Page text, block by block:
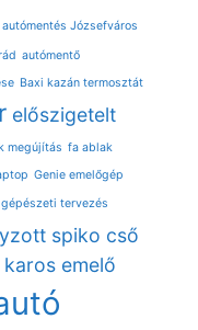
autómentés Józsefváros
autómentő
Baxi kazán termosztát
előszigetelt
megújítás fa ablak
Genie emelőgép
gépészeti tervezés
spiko cső
karos emelő